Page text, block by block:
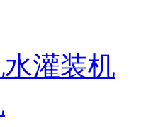
灌装机